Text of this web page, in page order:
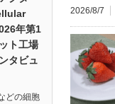
年第1
ト工場
タビュ
どの細胞
2026/8/7